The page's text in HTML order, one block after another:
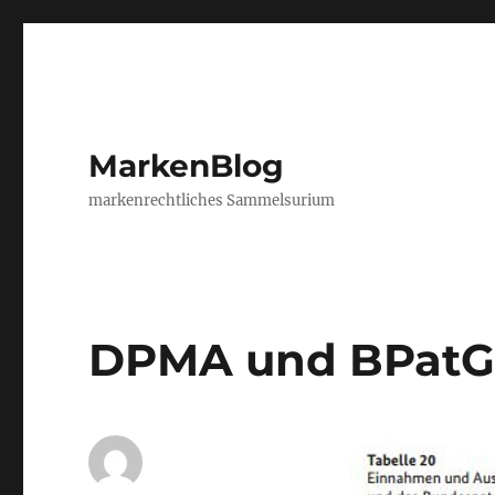
MarkenBlog
markenrechtliches Sammelsurium
DPMA und